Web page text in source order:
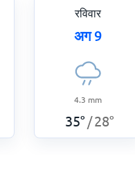
रविवार
अग 9
4.3 mm
35° /28°